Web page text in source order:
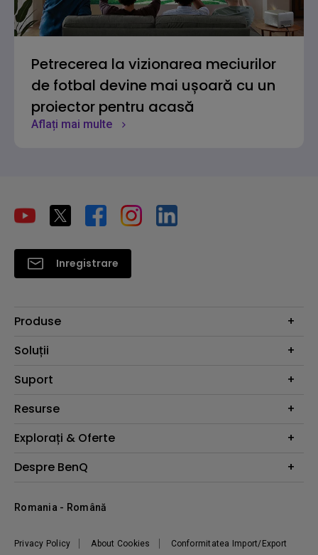
Petrecerea la vizionarea meciurilor
de fotbal devine mai ușoară cu un
proiector pentru acasă
Aflați mai multe
Inregistrare
Produse
Proiectoare
Iluminat
Difuzor
Soluții
Education
Suport
Contacteaza-ne
De unde cumpăr
Resurse
Calculator cu proiector
Ştiri
Explorați & Oferte
Webinars
Despre BenQ
Leadership
Privacy Policy
About Cookies Conformitatea Import/Export
Romania - Română